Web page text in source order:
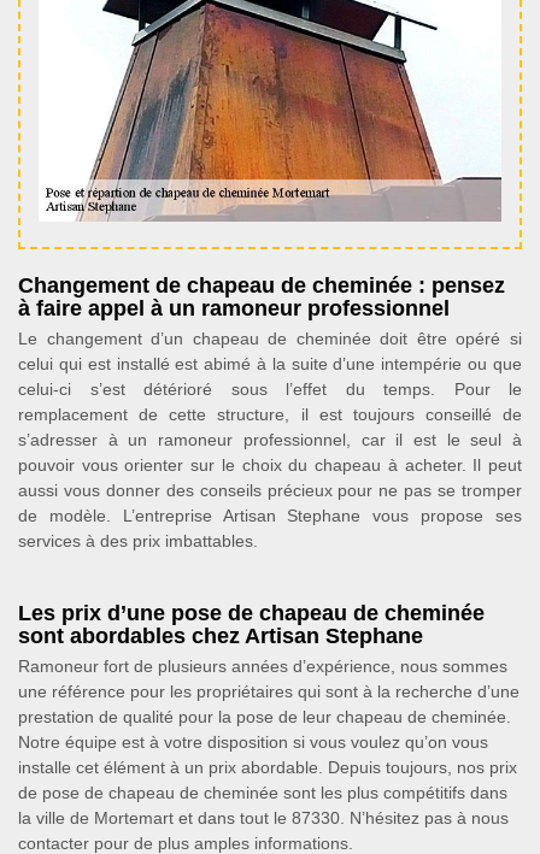
Changement de chapeau de cheminée : pensez
à faire appel à un ramoneur professionnel
Le changement d’un chapeau de cheminée doit être opéré si
celui qui est installé est abimé à la suite d’une intempérie ou que
celui-ci s’est détérioré sous l’effet du temps. Pour le
remplacement de cette structure, il est toujours conseillé de
s’adresser à un ramoneur professionnel, car il est le seul à
pouvoir vous orienter sur le choix du chapeau à acheter. Il peut
aussi vous donner des conseils précieux pour ne pas se tromper
de modèle. L’entreprise Artisan Stephane vous propose ses
services à des prix imbattables.
Les prix d’une pose de chapeau de cheminée
sont abordables chez Artisan Stephane
Ramoneur fort de plusieurs années d’expérience, nous sommes
une référence pour les propriétaires qui sont à la recherche d’une
prestation de qualité pour la pose de leur chapeau de cheminée.
Notre équipe est à votre disposition si vous voulez qu’on vous
installe cet élément à un prix abordable. Depuis toujours, nos prix
de pose de chapeau de cheminée sont les plus compétitifs dans
la ville de Mortemart et dans tout le 87330. N’hésitez pas à nous
contacter pour de plus amples informations.